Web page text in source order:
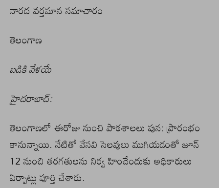
నారద వర్తమాన సమాచారం
తెలంగాణ
బడికి వేళయే
హైదరాబాద్:
తెలంగాణలో ఈరోజు నుంచి పాఠశాలలు పున: ప్రారంభం
కానున్నాయి. నేటితో వేసవి సెలవులు ముగియడంతో జూన్
12 నుంచి తరగతులను నిర్వ హించేందుకు అధికారులు
ఏర్పాట్లు పూర్తి చేశారు.